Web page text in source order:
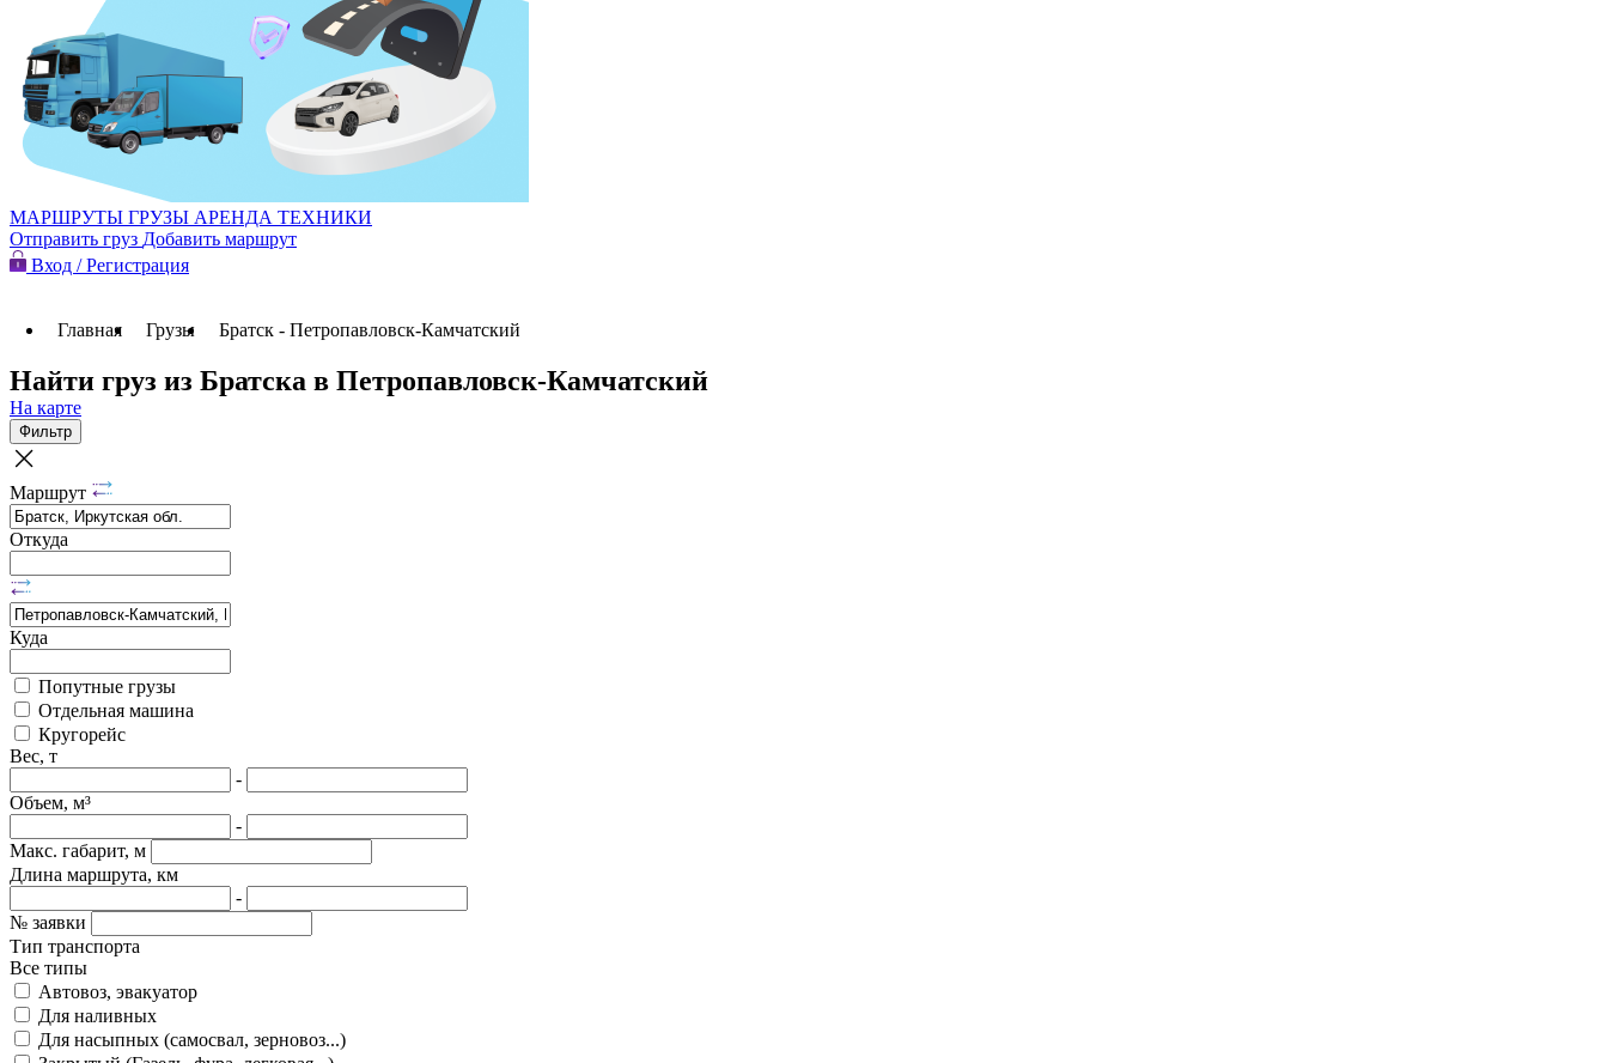
МАРШРУТЫ ГРУЗЫ АРЕНДА ТЕХНИКИ
Отправить груз Добавить маршрут
Вход / Регистрация
Главная Грузы Братск - Петропавловск-Камчатский
Найти груз из Братска в Петропавловск-Камчатский
На карте
Фильтр
Маршрут
Откуда
Куда
Попутные грузы
Отдельная машина
Кругорейс
Вес, т
-
Объем, м³
-
Макс. габарит, м
Длина маршрута, км
-
№ заявки
Тип транспорта
Все типы
Автовоз, эвакуатор
Для наливных
Для насыпных (самосвал, зерновоз...)